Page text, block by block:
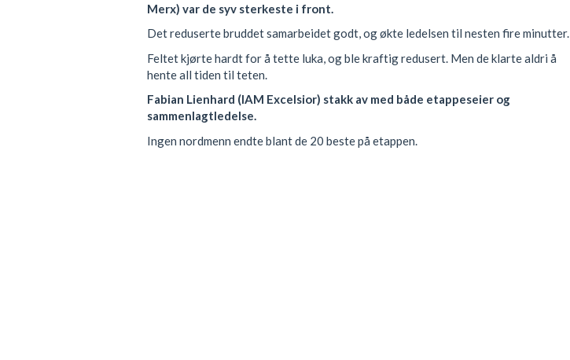
Merx) var de syv sterkeste i front.
Det reduserte bruddet samarbeidet godt, og økte ledelsen til nesten fire minutter.
Feltet kjørte hardt for å tette luka, og ble kraftig redusert. Men de klarte aldri å
hente all tiden til teten.
Fabian Lienhard (IAM Excelsior) stakk av med både etappeseier og
sammenlagtledelse.
Ingen nordmenn endte blant de 20 beste på etappen.